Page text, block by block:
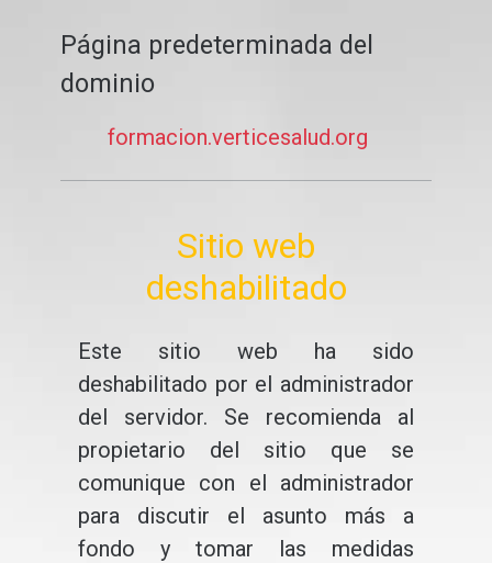
Página predeterminada del
dominio
formacion.verticesalud.org
Sitio web
deshabilitado
Este sitio web ha sido
deshabilitado por el administrador
del servidor. Se recomienda al
propietario del sitio que se
comunique con el administrador
para discutir el asunto más a
fondo y tomar las medidas